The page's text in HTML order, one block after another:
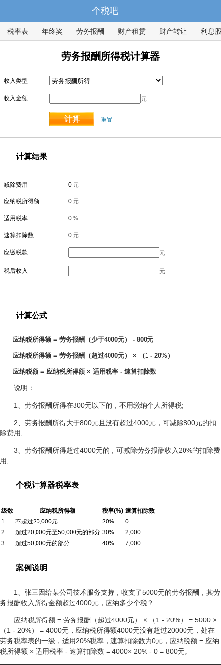
个税吧
税率表 年终奖 劳务报酬 财产租赁 财产转让 利息
劳务报酬所得税计算器
收入类型
收入金额 元
计算 重置
计算结果
减除费用 0 元
应纳税所得额 0 元
适用税率 0 %
速算扣除数 0 元
应缴税款 元
税后收入 元
计算公式
应纳税所得额 = 劳务报酬（少于4000元） - 800元
应纳税所得额 = 劳务报酬（超过4000元） × （1 - 20%）
应纳税额 = 应纳税所得额 × 适用税率 - 速算扣除数
说明：
1、劳务报酬所得在800元以下的，不用缴纳个人所得税;
2、劳务报酬所得大于800元且没有超过4000元，可减除800元的扣
除费用;
3、劳务报酬所得超过4000元的，可减除劳务报酬收入20%的扣除费
用;
个税计算器税率表
级数 应纳税所得额 税率(%) 速算扣除数
1
不超过20,000元 20%
0
2
超过20,000元至50,000元的部分 30%
2,000
3
超过50,000元的部分 40% 7,000
案例说明
1、张三因给某公司技术服务支持，收支了5000元的劳务报酬，其劳
务报酬收入所得金额超过4000元，应纳多少个税？
应纳税所得额 = 劳务报酬（超过4000元） × （1 - 20%） = 5000 ×
（1 - 20%） = 4000元，应纳税所得额4000元没有超过20000元，处在
劳务税率表的一级，适用20%税率，速算扣除数为0元，应纳税额 = 应纳
税所得额 × 适用税率 - 速算扣除数 = 4000× 20% - 0 = 800元。